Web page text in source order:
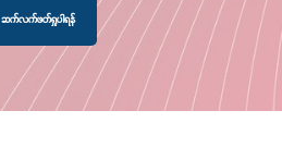
ဆက်လက်ဖတ်ရှုပါရန်